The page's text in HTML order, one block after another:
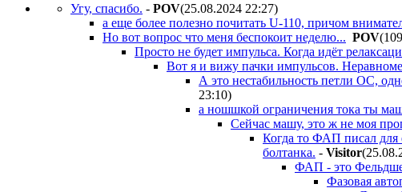
Угу, спасибо. - POV(25.08.2024 22:27)
а еще более полезно почитать U-110, причом
Но вот вопрос что меня беспокоит неделю... POV
Просто не будет импульса. Когда идёт
Вот я и вижу пачки импульсов.
А это нестабильность петли ОС,
23:10)
а ношшкой ограничения тока ты
Сейчас машу, это ж не моя
Когда то ФАП писал для
болтанка. - Visitor
ФАП - это
Фазовая